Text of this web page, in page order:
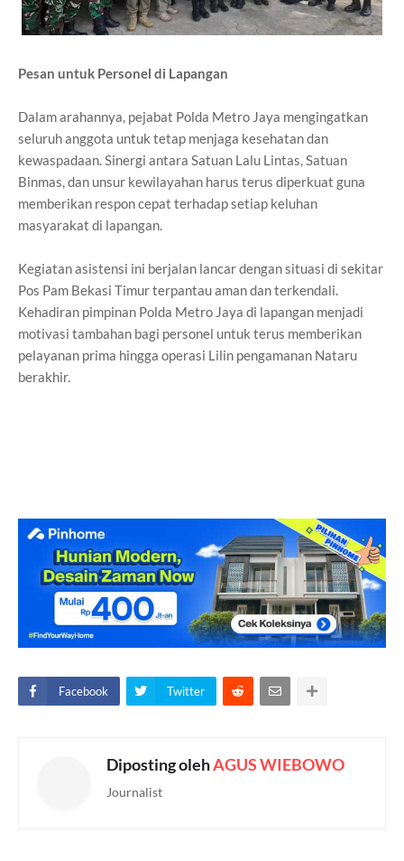
Pesan untuk Personel di Lapangan
Dalam arahannya, pejabat Polda Metro Jaya mengingatkan
seluruh anggota untuk tetap menjaga kesehatan dan
kewaspadaan. Sinergi antara Satuan Lalu Lintas, Satuan
Binmas, dan unsur kewilayahan harus terus diperkuat guna
memberikan respon cepat terhadap setiap keluhan
masyarakat di lapangan.
Kegiatan asistensi ini berjalan lancar dengan situasi di sekitar
Pos Pam Bekasi Timur terpantau aman dan terkendali.
Kehadiran pimpinan Polda Metro Jaya di lapangan menjadi
motivasi tambahan bagi personel untuk terus memberikan
pelayanan prima hingga operasi Lilin pengamanan Nataru
berakhir.
Facebook Twitter
Diposting olehAGUS WIEBOWO
Journalist